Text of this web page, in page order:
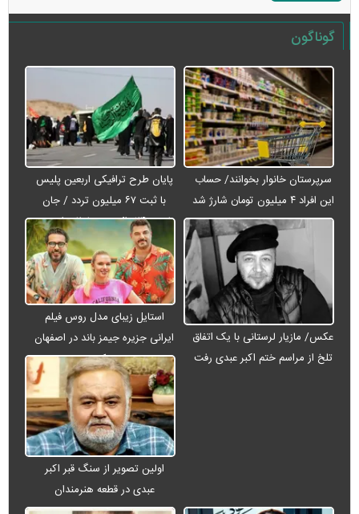
گوناگون
سرپرستان خانوار بخوانند/ حساب
این افراد ۴ میلیون تومان شارژ شد
پایان طرح ترافیکی اربعین پلیس
با ثبت ۶۷ میلیون تردد / جان
باختن ۲۴ زائر در تصادفات اربعینی
عکس/ مازیار لرستانی با یک اتفاق
تلخ از مراسم ختم اکبر عبدی رفت
استایل زیبای مدل روس فیلم
ایرانی جزیره جیمز باند در اصفهان
+ عکس
اولین تصویر از سنگ قبر اکبر
عبدی در قطعه هنرمندان